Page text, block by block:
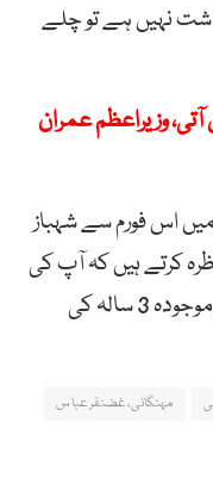
نہیں ہے تو چلے
وزیراعظم عمران
اس فورم سے شہباز
کرتے ہیں کہ آپ کی
20 سالہ کارکردگی اور میری 5 سالہ اور موجودہ 3 سالہ کی
مہنگائی،غضنفرعباس